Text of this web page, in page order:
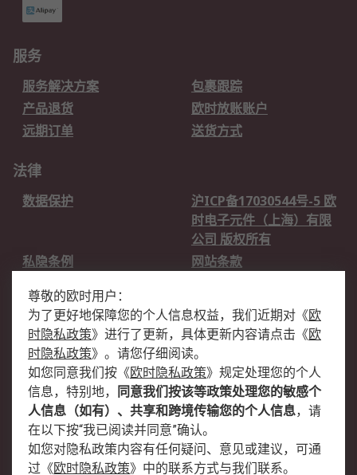
服务
服务解决方案
包裹跟踪
产品退货
欧时放账账户
远期订单
送货方式
法律
数据保护
沪ICP备17030544号-5 欧
时电子元件（上海）有限
公司 版权所有
私隐条例
网站条款
关于欧时
欧时销售条款
账户和付款
企业集团
全球办事处
关于我们
新闻中心
加入我们
尊敬的欧时用户：
为了更好地保障您的个人信息权益，我们近期对 《欧
时隐私政策》 进行了更新，具体更新内容请点击 《欧
时隐私政策》 。请您仔细阅读。
如您同意我们按 《欧时隐私政策》 规定处理您的个人
信息，特别地，
同意我们按该等政策处理您的敏感个
人信息（如有）、共享和跨境传输您的个人信息，请
在以下按“我已阅读并同意”确认。
如您对隐私政策内容有任何疑问、意见或建议，可通
过 《欧时隐私政策》 中的联系方式与我们联系。